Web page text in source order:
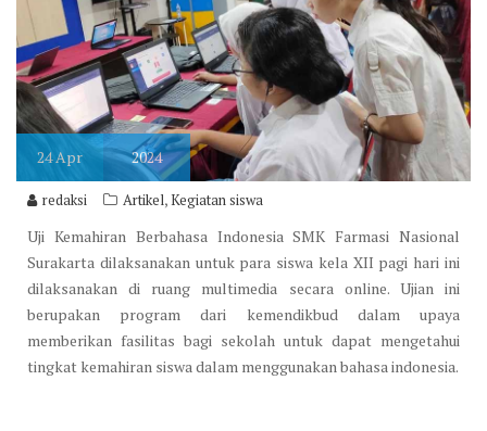
24Apr 2024
redaksi Artikel,Kegiatan siswa
Uji Kemahiran Berbahasa Indonesia SMK Farmasi Nasional
Surakarta dilaksanakan untuk para siswa kela XII pagi hari ini
dilaksanakan di ruang multimedia secara online. Ujian ini
berupakan program dari kemendikbud dalam upaya
memberikan fasilitas bagi sekolah untuk dapat mengetahui
tingkat kemahiran siswa dalam menggunakan bahasa indonesia.